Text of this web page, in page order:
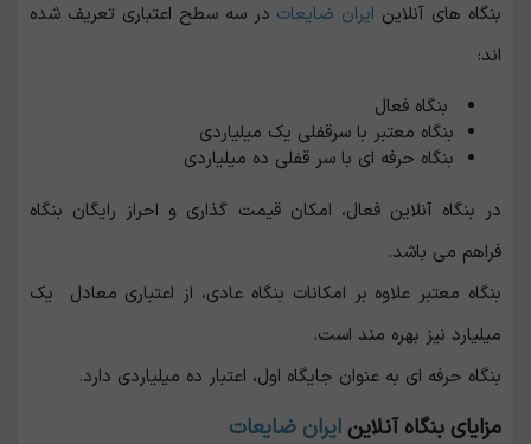
بنگاه های آنلاین ایران ضایعات در سه سطح اعتباری تعریف شده
اند:
بنگاه فعال
بنگاه معتبر با سرقفلی یک میلیاردی
بنگاه حرفه ای با سر قفلی ده میلیاردی
در بنگاه آنلاین فعال، امکان قیمت گذاری و احراز رایگان بنگاه
فراهم می باشد.
بنگاه معتبر علاوه بر امکانات بنگاه عادی، از اعتباری معادل یک
میلیارد نیز بهره مند است.‌
بنگاه حرفه ای به عنوان جایگاه اول، اعتبار ده میلیاردی دارد.
مزایای بنگاه آنلاین ایران ضایعات